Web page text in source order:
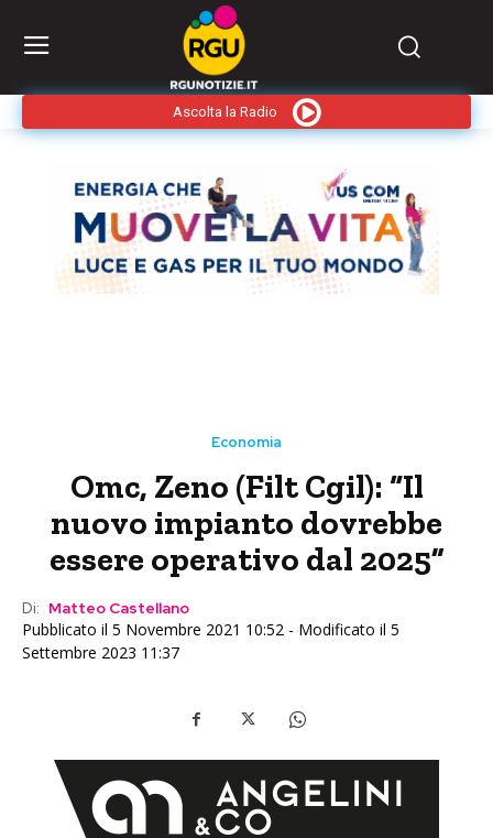
Ascolta la Radio
Economia
Omc, Zeno (Filt Cgil): “Il
nuovo impianto dovrebbe
essere operativo dal 2025”
Di: Matteo Castellano
Pubblicato il 5 Novembre 2021 10:52 - Modificato il 5
Settembre 2023 11:37